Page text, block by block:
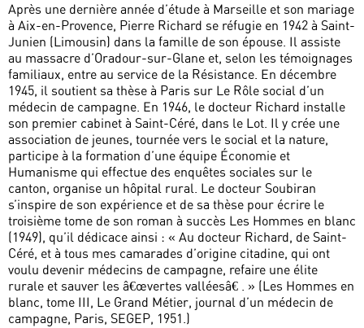
Après une dernière année d’étude à Marseille et son mariage
à Aix-en-Provence, Pierre Richard se réfugie en 1942 à Saint-
Junien (Limousin) dans la famille de son épouse. Il assiste
au massacre d’Oradour-sur-Glane et, selon les témoignages
familiaux, entre au service de la Résistance. En décembre
1945, il soutient sa thèse à Paris sur Le Rôle social d’un
médecin de campagne. En 1946, le docteur Richard installe
son premier cabinet à Saint-Céré, dans le Lot. Il y crée une
association de jeunes, tournée vers le social et la nature,
participe à la formation d’une équipe Économie et
Humanisme qui effectue des enquêtes sociales sur le
canton, organise un hôpital rural. Le docteur Soubiran
s’inspire de son expérience et de sa thèse pour écrire le
troisième tome de son roman à succès Les Hommes en blanc
(1949), qu’il dédicace ainsi : « Au docteur Richard, de Saint-
Céré, et à tous mes camarades d’origine citadine, qui ont
voulu devenir médecins de campagne, refaire une élite
rurale et sauver les â€œvertes valléesâ€ . » (Les Hommes en
blanc, tome III, Le Grand Métier, journal d’un médecin de
campagne, Paris, SEGEP, 1951.)